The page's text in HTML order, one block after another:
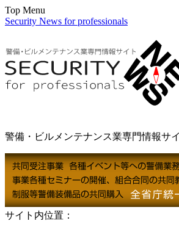
Top Menu
Security News for professionals
警備・ビルメンテナンス業専門情報サ
サイト内位置：